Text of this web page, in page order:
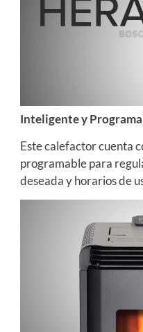
Inteligente y
Este calefactor cuenta
programable para
deseada y horarios de